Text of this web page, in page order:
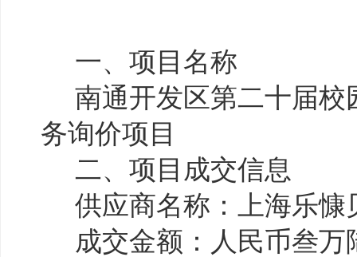
一、项目名称
南通开发区第二十届
务询价项目
二、项目成交信息
供应商名称：上海乐
成交金额：人民币叁万